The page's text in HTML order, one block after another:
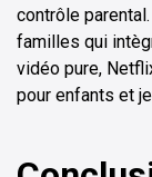
contrôle
familles qui
vidéo pure,
pour enfants et